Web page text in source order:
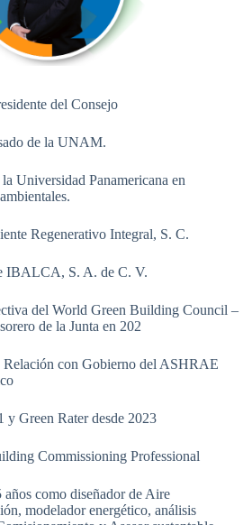
del Consejo
de la UNAM.
Universidad Panamericana en
Regenerativo Integral, S. C.
IBALCA, S. A. de C. V.
del World Green Building Council –
de la Junta en 202
Relación con Gobierno del ASHRAE
Green Rater desde 2023
Commissioning Professional
como diseñador de Aire
modelador energético, análisis